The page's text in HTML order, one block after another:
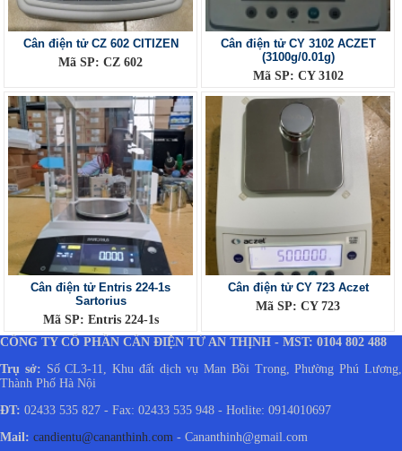
Cân điện tử CZ 602 CITIZEN
Mã SP: CZ 602
Cân điện tử CY 3102 ACZET
(3100g/0.01g)
Mã SP: CY 3102
Cân điện tử Entris 224-1s
Sartorius
Mã SP: Entris 224-1s
Cân điện tử CY 723 Aczet
Mã SP: CY 723
CÔNG TY CỔ PHẦN CÂN ĐIỆN TỬ AN THỊNH - MST: 0104 802 488
Trụ sở: Số CL3-11, Khu đất dịch vụ Man Bồi Trong, Phường Phú Lương,
Thành Phố Hà Nội
ĐT: 02433 535 827 - Fax: 02433 535 948 - Hotlite: 0914010697
Mail: candientu@cananthinh.com - Cananthinh@gmail.com